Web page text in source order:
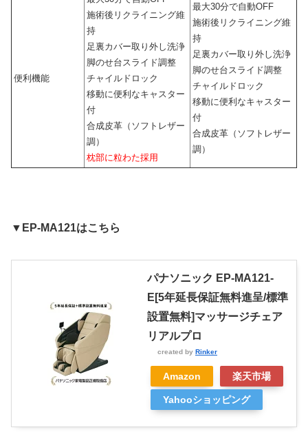
便利機能
施術後リクライニング維
持
足裏カバー取り外し洗浄
脚のせ台スライド調整
チャイルドロック
移動に便利なキャスター
付
合成皮革（ソフトレザー
調）
枕部に粒わた採用
最大30分で自動OFF
施術後リクライニング維
持
足裏カバー取り外し洗浄
脚のせ台スライド調整
チャイルドロック
移動に便利なキャスター
付
合成皮革（ソフトレザー
調）
▼EP-MA121はこちら
パナソニック EP-MA121-
E[5年延長保証無料進呈/標準
設置無料]マッサージチェア
リアルプロ
created by Rinker
Amazon 楽天市場
Yahooショッピング